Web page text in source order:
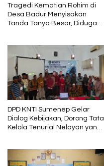
Tragedi Kematian Rohim di
Desa Badur Menyisakan
Tanda Tanya Besar, Diduga
DPD KNTI Sumenep Gelar
Dialog Kebijakan, Dorong Tata
Kelola Tenurial Nelayan yang